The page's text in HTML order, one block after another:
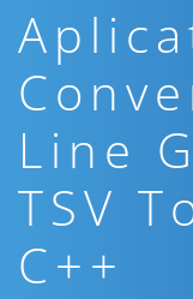
Line
TSV
C++